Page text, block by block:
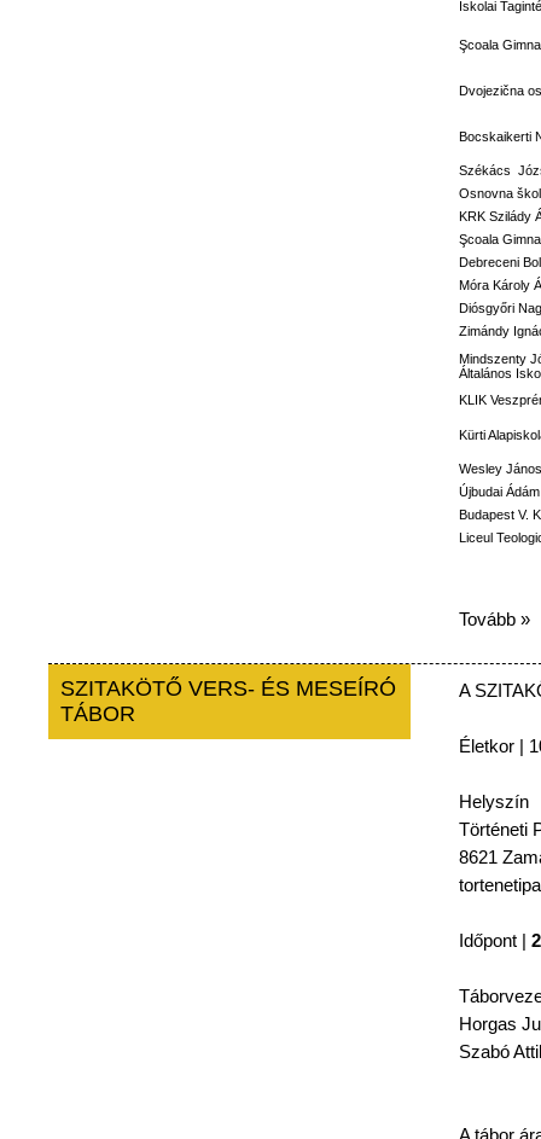
Iskolai
Şcoala
Dvojezična
Bocskaikerti
Székács
Osnovna
KRK Szilády
Şcoala
Debreceni
Móra Károly
Diósgyőri
Zimándy
Mindszenty
Általános
KLIK
Kürti
Wesley
Újbudai
Budapest V.
Liceul
Tovább »
SZITAKÖTŐ VERS- ÉS MESEÍRÓ
TÁBOR
A
Életkor |
Helyszín
Történeti
8621
Időpont |
Horgas
Szabó
Atábor